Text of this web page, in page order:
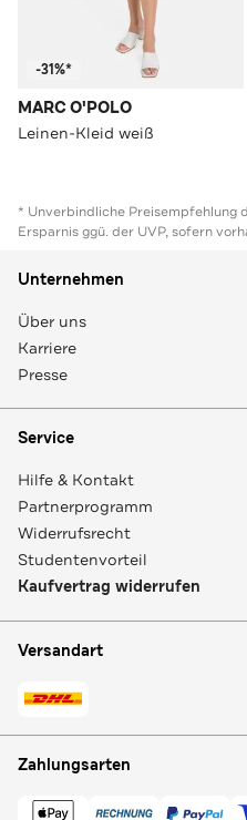
-31%*
MARC O'POLO
Leinen-Kleid weiß
* Unverbindliche Preisempfehlung
Ersparnis ggü. der UVP, sofern
Unternehmen
Über uns
Karriere
Presse
Service
Hilfe & Kontakt
Partnerprogramm
Widerrufsrecht
Studentenvorteil
Kaufvertrag widerrufen
Versandart
Zahlungsarten